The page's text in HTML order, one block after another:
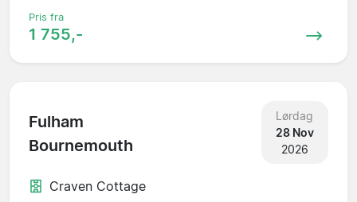
Pris fra
1 755,-
Fulham
Bournemouth
Lørdag
28 Nov
2026
Craven Cottage